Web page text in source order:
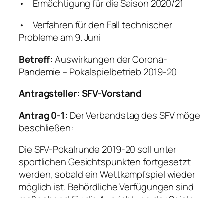
• Ermächtigung für die Saison 2020/21
• Verfahren für den Fall technischer
Probleme am 9. Juni
Betreff:Auswirkungen der Corona-
Pandemie – Pokalspielbetrieb 2019-20
Antragsteller: SFV-Vorstand
Antrag 0-1: Der Verbandstag des SFV möge
beschließen:
Die SFV-Pokalrunde 2019-20 soll unter
sportlichen Gesichtspunkten fortgesetzt
werden, sobald ein Wettkampfspiel wieder
möglich ist. Behördliche Verfügungen sind